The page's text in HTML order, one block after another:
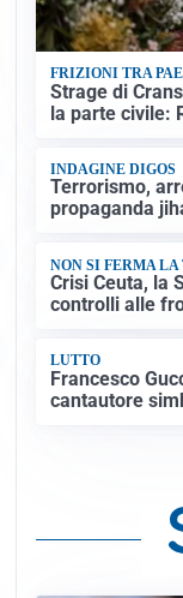
FRIZIONI TRA
Strage di
la parte civile:
INDAGINE DIGOS
Terrorismo,
propaganda
NON SI FERMA LA
Crisi Ceuta, la
controlli alle
LUTTO
Francesco
cantautore